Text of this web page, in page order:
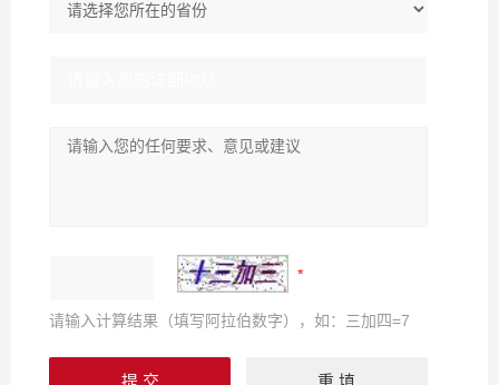
请输入计算结果（填写阿拉伯数字），如：三加四=7